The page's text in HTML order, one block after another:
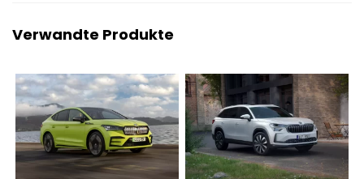
Verwandte Produkte